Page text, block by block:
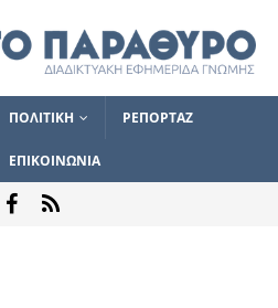
ΠΟΛΙΤΙΚΗ ΡΕΠΟΡΤΑΖ
ΕΠΙΚΟΙΝΩΝΙΑ